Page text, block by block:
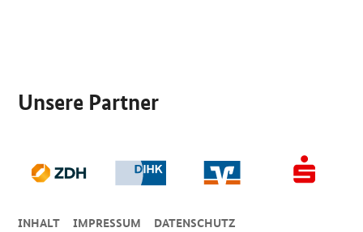
Unsere Partner
INHALT IMPRESSUM
DA­TEN­SCHUTZ